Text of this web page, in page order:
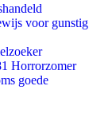
voor gunstig
Horrorzomer
goede